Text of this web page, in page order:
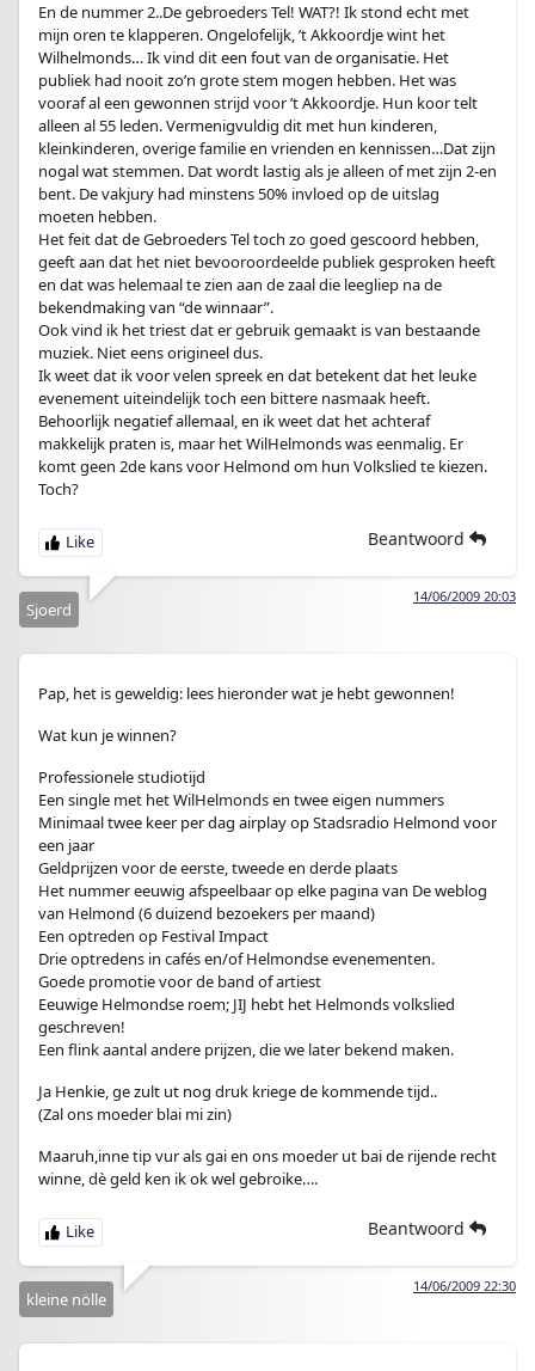
En de nummer 2..De gebroeders Tel! WAT?! Ik stond echt met
mijn oren te klapperen. Ongelofelijk, ’t Akkoordje wint het
Wilhelmonds… Ik vind dit een fout van de organisatie. Het
publiek had nooit zo’n grote stem mogen hebben. Het was
vooraf al een gewonnen strijd voor ’t Akkoordje. Hun koor telt
alleen al 55 leden. Vermenigvuldig dit met hun kinderen,
kleinkinderen, overige familie en vrienden en kennissen…Dat zijn
nogal wat stemmen. Dat wordt lastig als je alleen of met zijn 2-en
bent. De vakjury had minstens 50% invloed op de uitslag
moeten hebben.
Het feit dat de Gebroeders Tel toch zo goed gescoord hebben,
geeft aan dat het niet bevooroordeelde publiek gesproken heeft
en dat was helemaal te zien aan de zaal die leegliep na de
bekendmaking van “de winnaar”.
Ook vind ik het triest dat er gebruik gemaakt is van bestaande
muziek. Niet eens origineel dus.
Ik weet dat ik voor velen spreek en dat betekent dat het leuke
evenement uiteindelijk toch een bittere nasmaak heeft.
Behoorlijk negatief allemaal, en ik weet dat het achteraf
makkelijk praten is, maar het WilHelmonds was eenmalig. Er
komt geen 2de kans voor Helmond om hun Volkslied te kiezen.
Toch?
Beantwoord
14/06/2009 20:03
Sjoerd
Pap, het is geweldig: lees hieronder wat je hebt gewonnen!
Wat kun je winnen?
Professionele studiotijd
Een single met het WilHelmonds en twee eigen nummers
Minimaal twee keer per dag airplay op Stadsradio Helmond voor
een jaar
Geldprijzen voor de eerste, tweede en derde plaats
Het nummer eeuwig afspeelbaar op elke pagina van De weblog
van Helmond (6 duizend bezoekers per maand)
Een optreden op Festival Impact
Drie optredens in cafés en/of Helmondse evenementen.
Goede promotie voor de band of artiest
Eeuwige Helmondse roem; JIJ hebt het Helmonds volkslied
geschreven!
Een flink aantal andere prijzen, die we later bekend maken.
Ja Henkie, ge zult ut nog druk kriege de kommende tijd..
(Zal ons moeder blai mi zin)
Maaruh,inne tip vur als gai en ons moeder ut bai de rijende recht
winne, dè geld ken ik ok wel gebroike….
Beantwoord
14/06/2009 22:30
kleine nölle